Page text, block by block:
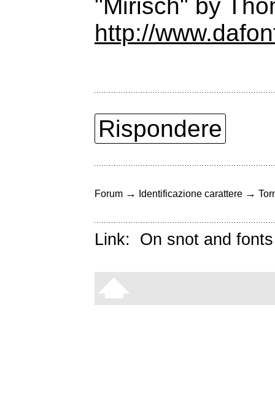
"Mirisch" by
http://
Rispondere
Forum → Identificazione carattere →
Link: On snot and fonts